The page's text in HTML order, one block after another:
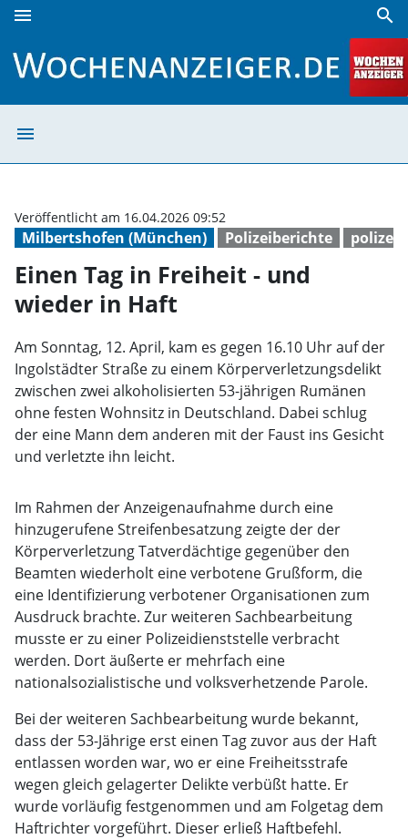
menu search
menu
Milbertshofen (München) Polizeiberichte polizei
Veröffentlicht am 16.04.2026 09:52
Einen Tag in Freiheit - und
wieder in Haft
Am Sonntag, 12. April, kam es gegen 16.10 Uhr auf der
Ingolstädter Straße zu einem Körperverletzungsdelikt
zwischen zwei alkoholisierten 53-jährigen Rumänen
ohne festen Wohnsitz in Deutschland. Dabei schlug
der eine Mann dem anderen mit der Faust ins Gesicht
und verletzte ihn leicht.
Im Rahmen der Anzeigenaufnahme durch eine
hinzugerufene Streifenbesatzung zeigte der der
Körperverletzung Tatverdächtige gegenüber den
Beamten wiederholt eine verbotene Grußform, die
eine Identifizierung verbotener Organisationen zum
Ausdruck brachte. Zur weiteren Sachbearbeitung
musste er zu einer Polizeidienststelle verbracht
werden. Dort äußerte er mehrfach eine
nationalsozialistische und volksverhetzende Parole.
Bei der weiteren Sachbearbeitung wurde bekannt,
dass der 53-Jährige erst einen Tag zuvor aus der Haft
entlassen worden war, wo er eine Freiheitsstrafe
wegen gleich gelagerter Delikte verbüßt hatte. Er
wurde vorläufig festgenommen und am Folgetag dem
Haftrichter vorgeführt. Dieser erließ Haftbefehl.